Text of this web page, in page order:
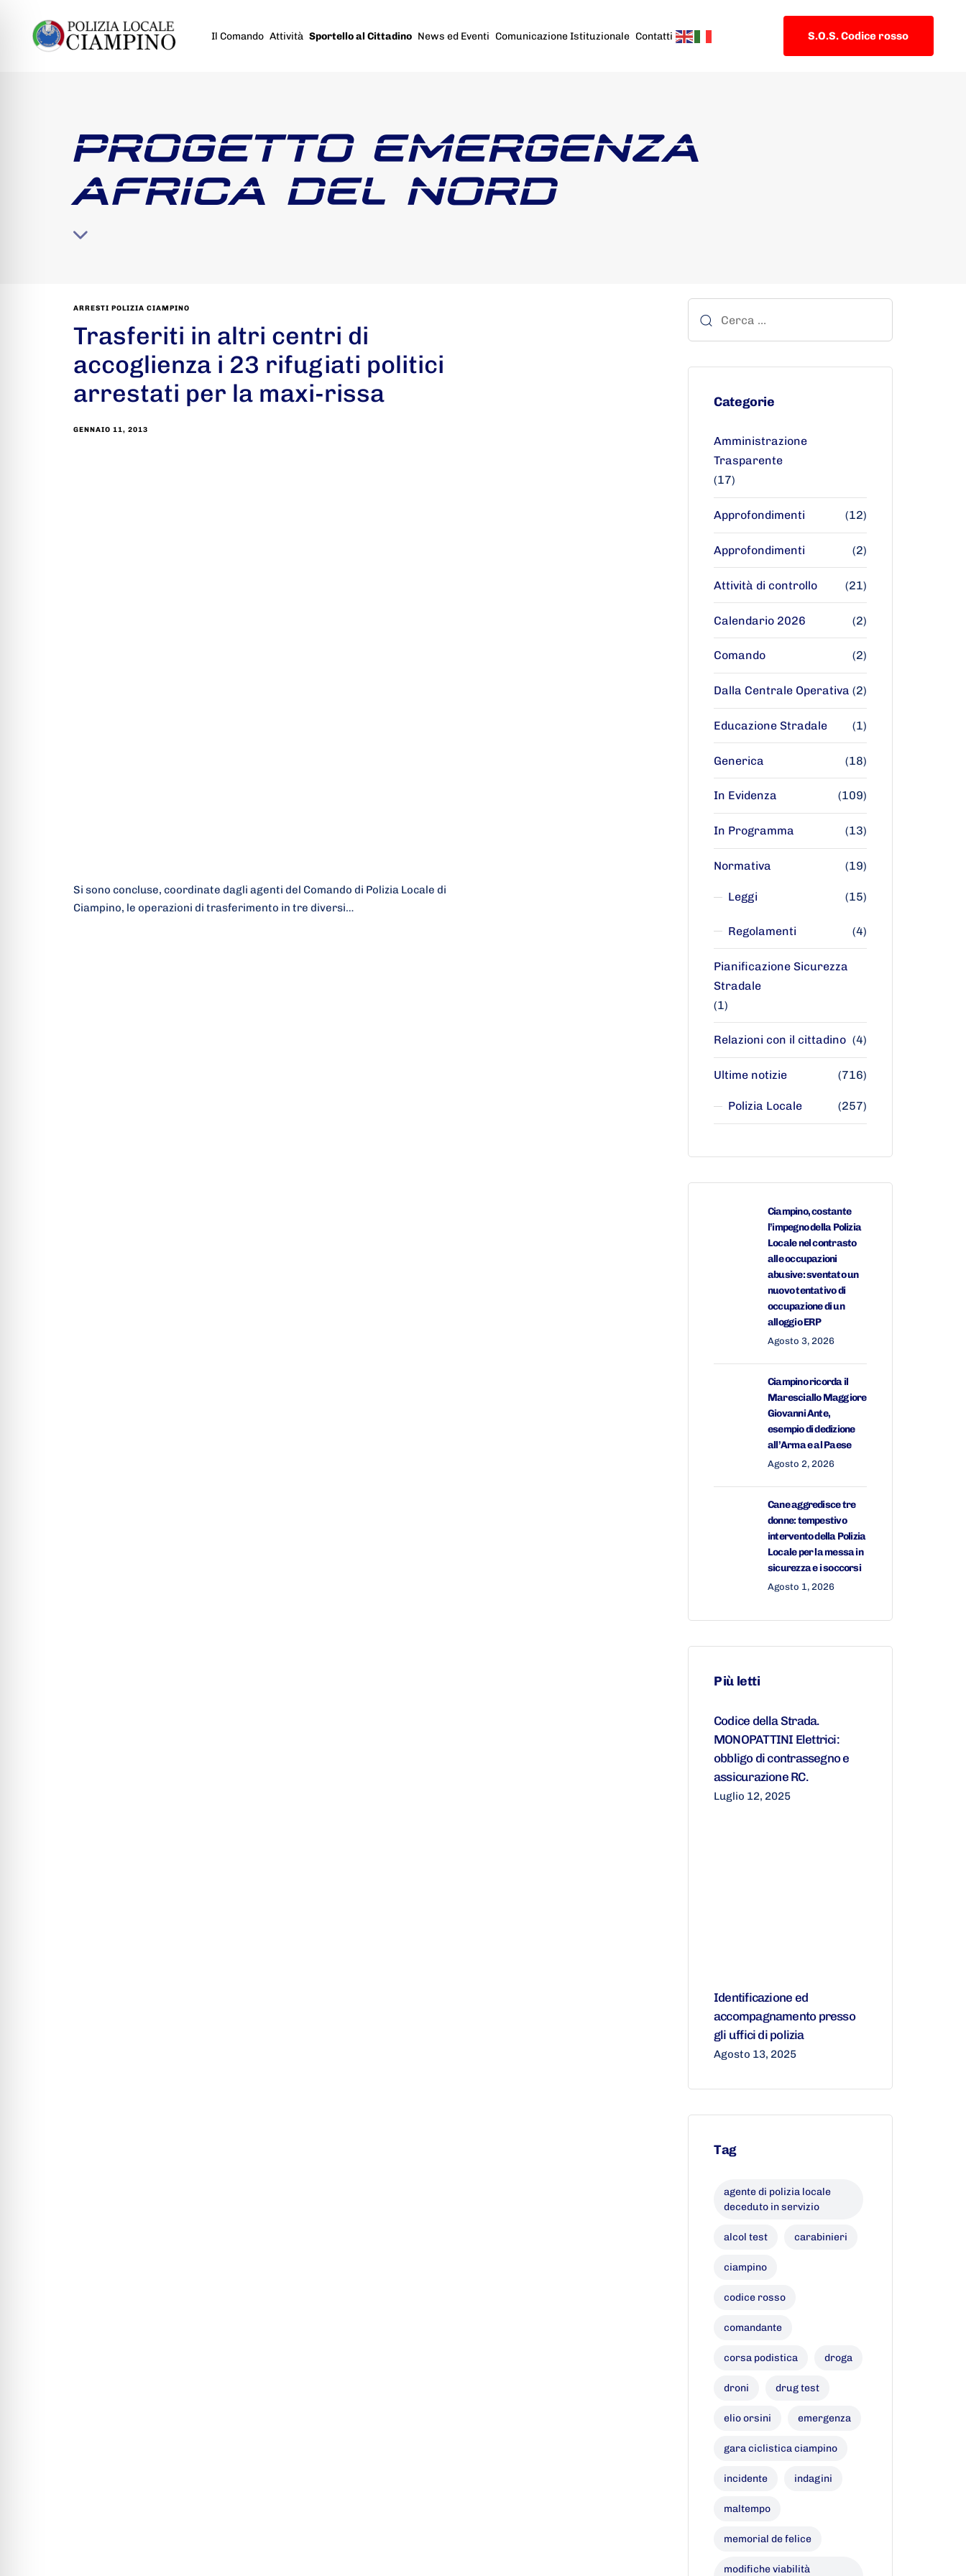
Il Comando Attività Sportello al Cittadino News ed Eventi Comunicazione Istituzionale Contatti S.O.S. Codice rosso
PROGETTO EMERGENZA
AFRICA DEL NORD
ARRESTI POLIZIA CIAMPINO
Trasferiti in altri centri di
accoglienza i 23 rifugiati politici
arrestati per la maxi-rissa
GENNAIO 11, 2013
Si sono concluse, coordinate dagli agenti del Comando di Polizia Locale di
Ciampino, le operazioni di trasferimento in tre diversi…
Categorie
Amministrazione
Trasparente
(17)
Approfondimenti (12)
Approfondimenti (2)
Attività di controllo (21)
Calendario 2026 (2)
Comando (2)
Dalla Centrale Operativa (2)
Educazione Stradale (1)
Generica (18)
In Evidenza (109)
In Programma (13)
Normativa (19)
Leggi (15)
Regolamenti (4)
Pianificazione Sicurezza
Stradale
(1)
Relazioni con il cittadino (4)
Ultime notizie (716)
Polizia Locale (257)
Ciampino, costante
l’impegno della Polizia
Locale nel contrasto
alle occupazioni
abusive: sventato un
nuovo tentativo di
occupazione di un
alloggio ERP
Agosto 3, 2026
Ciampino ricorda il
Maresciallo Maggiore
Giovanni Ante,
esempio di dedizione
all’Arma e al Paese
Agosto 2, 2026
Cane aggredisce tre
donne: tempestivo
intervento della Polizia
Locale per la messa in
sicurezza e i soccorsi
Agosto 1, 2026
Più letti
Codice della Strada.
MONOPATTINI Elettrici:
obbligo di contrassegno e
assicurazione RC.
Luglio 12, 2025
Identificazione ed
accompagnamento presso
gli uffici di polizia
Agosto 13, 2025
Tag
agente di polizia locale
deceduto in servizio
alcol test carabinieri
ciampino
codice rosso
comandante
corsa podistica droga
droni drug test
elio orsini emergenza
gara ciclistica ciampino
incidente indagini
maltempo
memorial de felice
modifiche viabilità